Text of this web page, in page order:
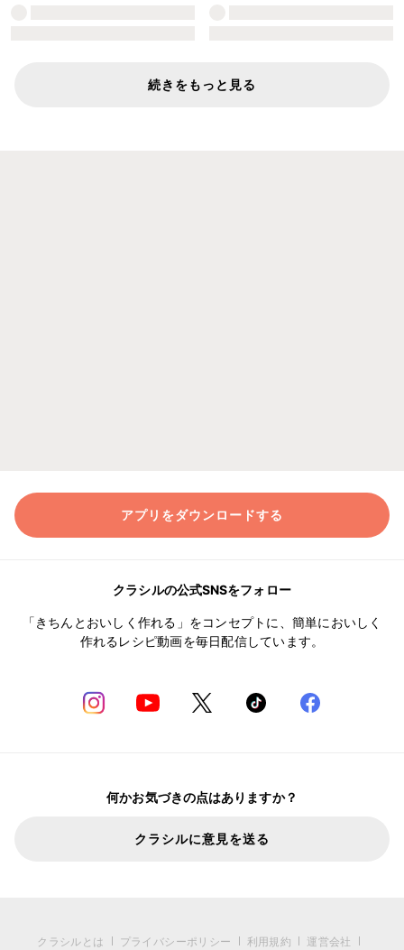
続きをもっと見る
アプリをダウンロードする
クラシルの公式SNSをフォロー
「きちんとおいしく作れる」をコンセプトに、簡単においしく
作れるレシピ動画を毎日配信しています。
何かお気づきの点はありますか？
クラシルに意見を送る
クラシルとは プライバシーポリシー 利用規約 運営会社